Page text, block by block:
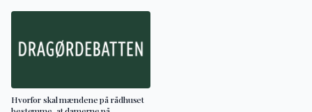
Hvorfor skal mændene på rådhuset